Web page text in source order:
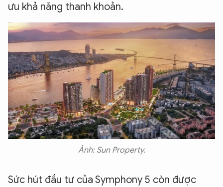
ưu khả năng thanh khoản.
Ảnh: Sun Property.
Sức hút đầu tư của Symphony 5 còn được